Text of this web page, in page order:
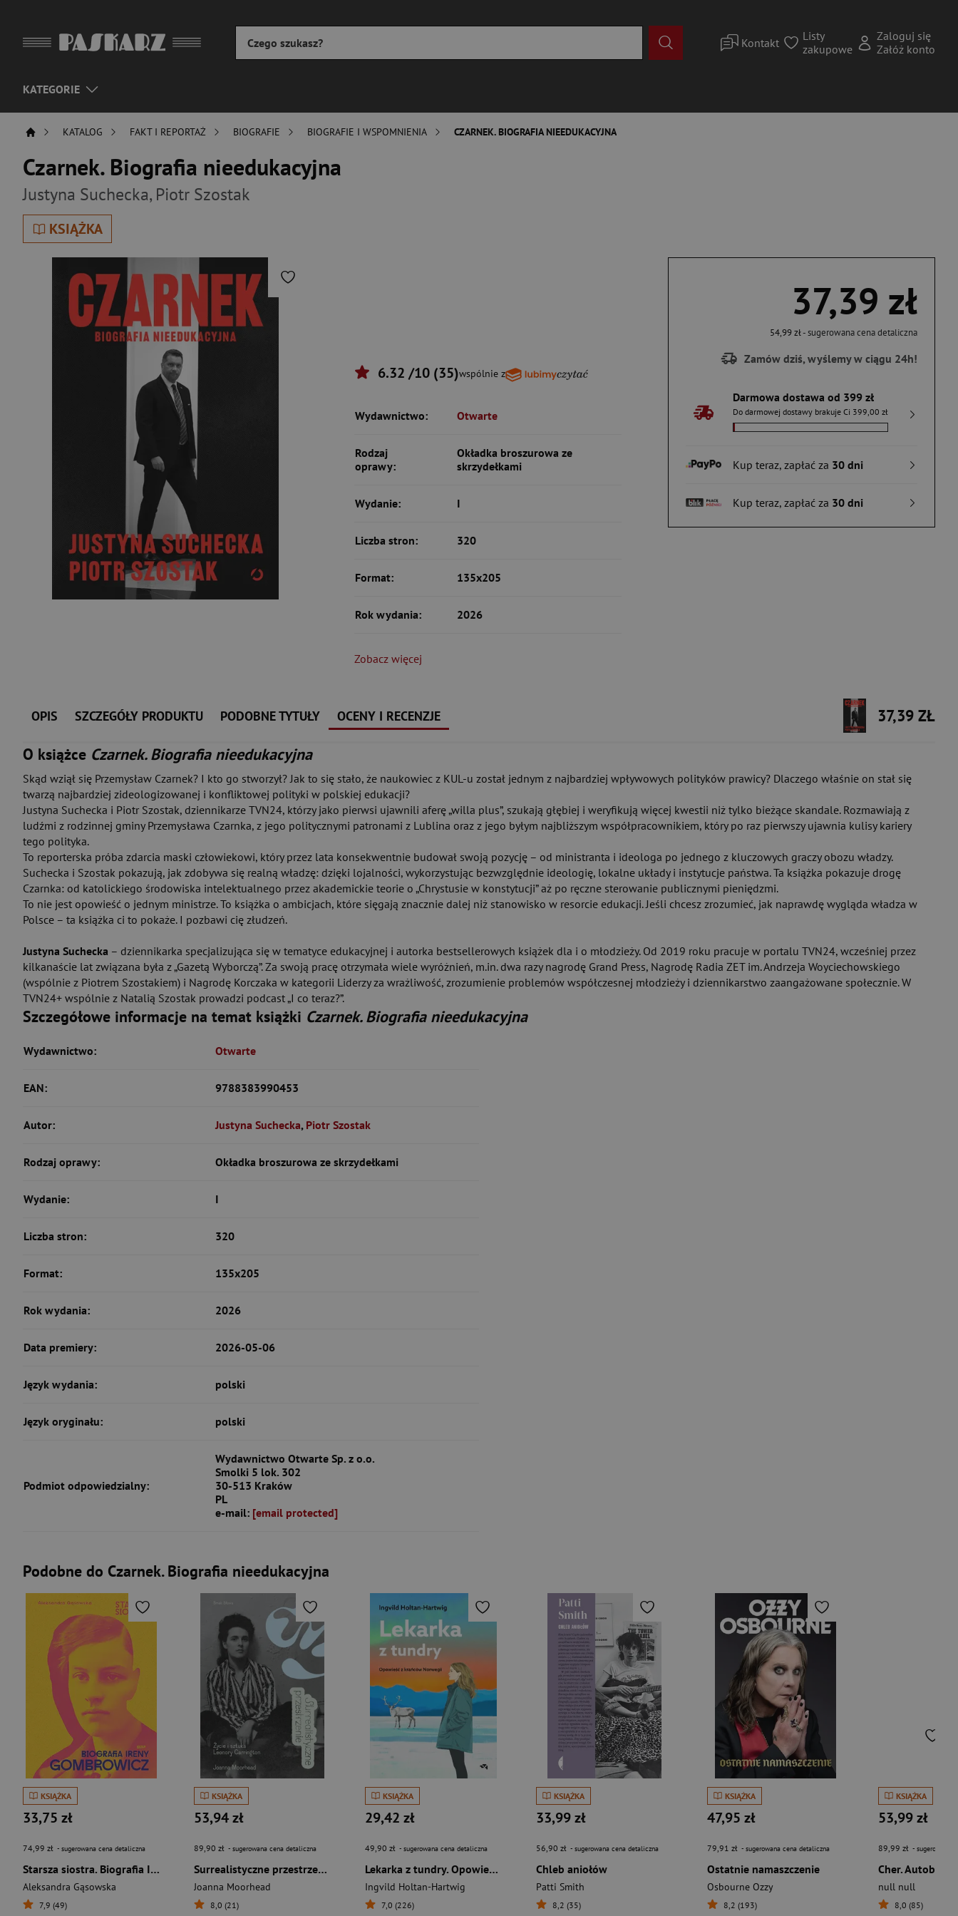
Kontakt
Listy
zakupowe
Zaloguj się
Załóż konto
KATEGORIE
KATALOG FAKT I REPORTAŻ BIOGRAFIE BIOGRAFIE I WSPOMNIENIA CZARNEK. BIOGRAFIA NIEEDUKACYJNA
Czarnek. Biografia nieedukacyjna
Justyna Suchecka, Piotr Szostak
KSIĄŻKA
37,39 zł
54,99 zł- sugerowana cena detaliczna
Zamów dziś, wyślemy w ciągu 24h!
Darmowa dostawa od 399 zł
Do darmowej dostawy brakuje Ci 399,00 zł
Kup teraz, zapłać za 30 dni
Kup teraz, zapłać za 30 dni
6.32 /10 (35)wspólnie z
Wydawnictwo: Otwarte
Rodzaj
oprawy:
Okładka broszurowa ze
skrzydełkami
Wydanie: I
Liczba stron: 320
Format: 135x205
Rok wydania: 2026
Zobacz więcej
OPIS SZCZEGÓŁY PRODUKTU PODOBNE TYTUŁY OCENY I RECENZJE
37,39 ZŁ
O książce Czarnek. Biografia nieedukacyjna
Skąd wziął się Przemysław Czarnek? I kto go stworzył? Jak to się stało, że naukowiec z KUL-u został jednym z najbardziej wpływowych polityków prawicy? Dlaczego właśnie on stał się
twarzą najbardziej zideologizowanej i konfliktowej polityki w polskiej edukacji?
Justyna Suchecka i Piotr Szostak, dziennikarze TVN24, którzy jako pierwsi ujawnili aferę „willa plus”, szukają głębiej i weryfikują więcej kwestii niż tylko bieżące skandale. Rozmawiają z
ludźmi z rodzinnej gminy Przemysława Czarnka, z jego politycznymi patronami z Lublina oraz z jego byłym najbliższym współpracownikiem, który po raz pierwszy ujawnia kulisy kariery
tego polityka.
To reporterska próba zdarcia maski człowiekowi, który przez lata konsekwentnie budował swoją pozycję – od ministranta i ideologa po jednego z kluczowych graczy obozu władzy.
Suchecka i Szostak pokazują, jak zdobywa się realną władzę: dzięki lojalności, wykorzystując bezwzględnie ideologię, lokalne układy i instytucje państwa. Ta książka pokazuje drogę
Czarnka: od katolickiego środowiska intelektualnego przez akademickie teorie o „Chrystusie w konstytucji” aż po ręczne sterowanie publicznymi pieniędzmi.
To nie jest opowieść o jednym ministrze. To książka o ambicjach, które sięgają znacznie dalej niż stanowisko w resorcie edukacji. Jeśli chcesz zrozumieć, jak naprawdę wygląda władza w
Polsce – ta książka ci to pokaże. I pozbawi cię złudzeń.
Justyna Suchecka – dziennikarka specjalizująca się w tematyce edukacyjnej i autorka bestsellerowych książek dla i o młodzieży. Od 2019 roku pracuje w portalu TVN24, wcześniej przez
kilkanaście lat związana była z „Gazetą Wyborczą”. Za swoją pracę otrzymała wiele wyróżnień, m.in. dwa razy nagrodę Grand Press, Nagrodę Radia ZET im. Andrzeja Woyciechowskiego
(wspólnie z Piotrem Szostakiem) i Nagrodę Korczaka w kategorii Liderzy za wrażliwość, zrozumienie problemów współczesnej młodzieży i dziennikarstwo zaangażowane społecznie. W
TVN24+ wspólnie z Natalią Szostak prowadzi podcast „I co teraz?”.
Szczegółowe informacje na temat książki Czarnek. Biografia nieedukacyjna
Wydawnictwo: Otwarte
EAN: 9788383990453
Autor: Justyna Suchecka, Piotr Szostak
Rodzaj oprawy: Okładka broszurowa ze skrzydełkami
Wydanie: I
Liczba stron: 320
Format: 135x205
Rok wydania: 2026
Data premiery: 2026-05-06
Język wydania: polski
Język oryginału: polski
Podmiot odpowiedzialny:
Wydawnictwo Otwarte Sp. z o.o.
Smolki 5 lok. 302
30-513 Kraków
PL
e-mail: [email protected]
Podobne do Czarnek. Biografia nieedukacyjna
KSIĄŻKA
33,75 zł
74,99 zł - sugerowana cena detaliczna
Starsza siostra. Biografia Ireny Gombrowicz
Aleksandra Gąsowska
7,9 (49)
KSIĄŻKA
53,94 zł
89,90 zł - sugerowana cena detaliczna
Surrealistyczne przestrzenie. Życie i sztuka Leonory Carrington
Joanna Moorhead
8,0 (21)
KSIĄŻKA
29,42 zł
49,90 zł - sugerowana cena detaliczna
Lekarka z tundry. Opowieść z krańców Norwegii
Ingvild Holtan-Hartwig
7,0 (226)
KSIĄŻKA
33,99 zł
56,90 zł - sugerowana cena detaliczna
Chleb aniołów
Patti Smith
8,2 (35)
KSIĄŻKA
47,95 zł
79,91 zł - sugerowana cena detaliczna
Ostatnie namaszczenie
Osbourne Ozzy
8,2 (193)
KSIĄŻKA
53,99 zł
89,99 zł - sugerowana
null null
8,0 (85)